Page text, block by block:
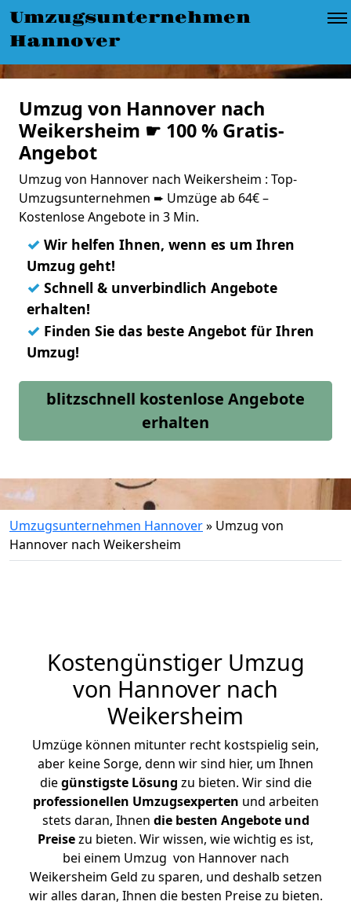
Umzugsunternehmen
Hannover
Umzug von Hannover nach
Weikersheim ☛ 100 % Gratis-
Angebot
Umzug von Hannover nach Weikersheim : Top-
Umzugsunternehmen ➨ Umzüge ab 64€ –
Kostenlose Angebote in 3 Min.
✓ Wir helfen Ihnen, wenn es um Ihren
Umzug geht!
✓ Schnell & unverbindlich Angebote
erhalten!
✓ Finden Sie das beste Angebot für Ihren
Umzug!
blitzschnell kostenlose Angebote
erhalten
Umzugsunternehmen Hannover» Umzug von
Hannover nach Weikersheim
Kostengünstiger Umzug
von Hannover nach
Weikersheim
Umzüge können mitunter recht kostspielig sein,
aber keine Sorge, denn wir sind hier, um Ihnen
diegünstigste Lösung zu bieten. Wir sind die
professionellen Umzugsexperten und arbeiten
stets daran, Ihnen die besten Angebote und
Preisezu bieten. Wir wissen, wie wichtig es ist,
bei einem Umzug von Hannover nach
Weikersheim Geld zu sparen, und deshalb setzen
wir alles daran, Ihnen die besten Preise zu bieten.